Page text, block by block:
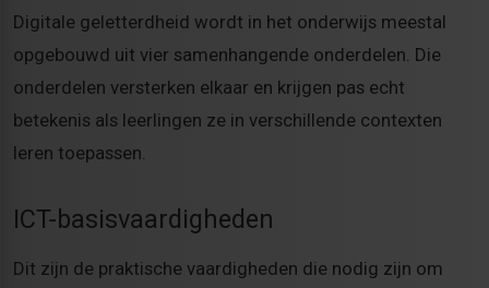
Digitale geletterdheid wordt in het onderwijs meestal
opgebouwd uit vier samenhangende onderdelen. Die
onderdelen versterken elkaar en krijgen pas echt
betekenis als leerlingen ze in verschillende contexten
leren toepassen.
ICT-basisvaardigheden
Dit zijn de praktische vaardigheden die nodig zijn om